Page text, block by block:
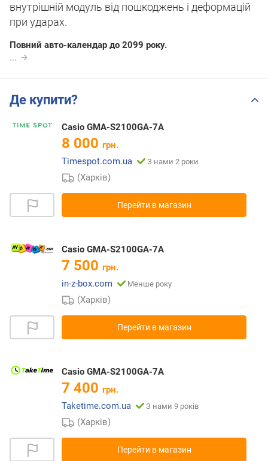
внутрішній модуль від пошкоджень і деформацій
при ударах.
Повний авто-календар до 2099 року.
...
Де купити?
Casio GMA-S2100GA-7A
8 000 грн.
Timespot.com.ua
З нами 2 роки
(Харків)
Перейти в магазин
Casio GMA-S2100GA-7A
7 500 грн.
in-z-box.com
Менше року
(Харків)
Перейти в магазин
Casio GMA-S2100GA-7A
7 400 грн.
Taketime.com.ua
З нами 9 років
(Харків)
Перейти в магазин